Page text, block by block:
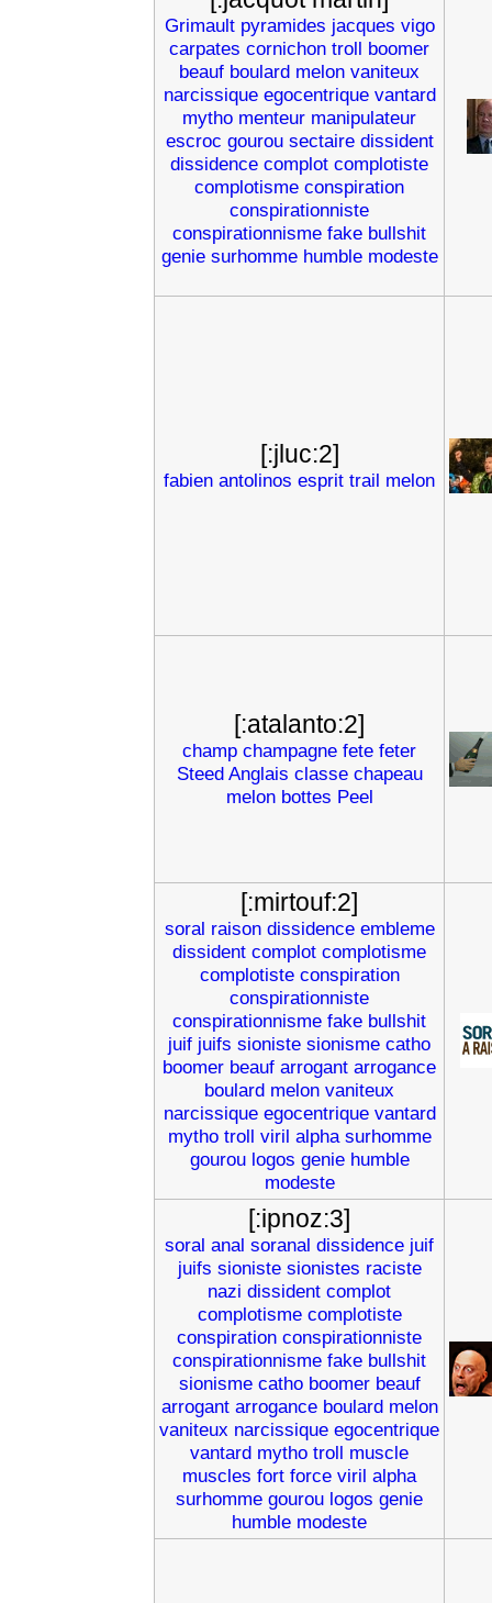
Grimault pyramides jacques vigo
carpates cornichon troll boomer
beauf boulard melon vaniteux
narcissique egocentrique vantard
mytho menteur manipulateur
escroc gourou sectaire dissident
dissidence complot complotiste
complotisme conspiration
conspirationniste
conspirationnisme fake bullshit
genie surhomme humble modeste
[:jluc:2]
fabien antolinos esprit trail melon
[:atalanto:2]
champ champagne fete feter
Steed Anglais classe chapeau
melon bottes Peel
[:mirtouf:2]
soral raison dissidence embleme
dissident complot complotisme
complotiste conspiration
conspirationniste
conspirationnisme fake bullshit
juif juifs sioniste sionisme catho
boomer beauf arrogant arrogance
boulard melon vaniteux
narcissique egocentrique vantard
mytho troll viril alpha surhomme
gourou logos genie humble
modeste
[:ipnoz:3]
soral anal soranal dissidence juif
juifs sioniste sionistes raciste
nazi dissident complot
complotisme complotiste
conspiration conspirationniste
conspirationnisme fake bullshit
sionisme catho boomer beauf
arrogant arrogance boulard melon
vaniteux narcissique egocentrique
vantard mytho troll muscle
muscles fort force viril alpha
surhomme gourou logos genie
humble modeste